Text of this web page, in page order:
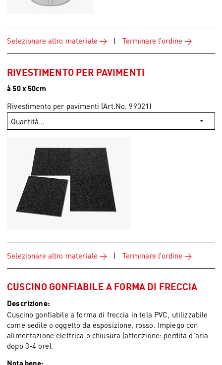
Selezionare altro materiale | Terminare l’ordine
RIVESTIMENTO PER PAVIMENTI
à 50 x 50cm
Rivestimento per pavimenti (Art.No. 99021)
Selezionare altro materiale | Terminare l’ordine
CUSCINO GONFIABILE A FORMA DI FRECCIA
Descrizione:
Cuscino gonfiabile a forma di freccia in tela PVC, utilizzabile
come sedile o oggetto da esposizione, rosso. Impiego con
alimentazione elettrica o chiusura (attenzione: perdita d’aria
dopo 3-4 ore).